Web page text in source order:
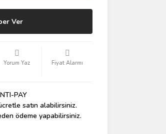
Ver
Yorum Yaz Fiyat Alarmı
satın alabilirsiniz.
ödeme yapabilirsiniz.